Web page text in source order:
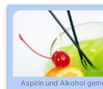
Aspirin und Alkohol